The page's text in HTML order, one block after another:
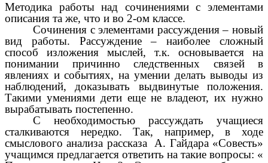
Методика работы над сочинениями с элементами
описания та же, что и во 2-ом классе.
Сочинения с элементами рассуждения – новый
вид работы. Рассуждение – наиболее сложный
способ изложения мыслей, т.к. основывается на
понимании причинно следственных связей в
явлениях и событиях, на умении делать выводы из
наблюдений, доказывать выдвинутые положения.
Такими умениями дети еще не владеют, их нужно
вырабатывать постепенно.
С необходимостью рассуждать учащиеся
сталкиваются нередко. Так, например, в ходе
смыслового анализа рассказа А. Гайдара «Совесть»
учащимся предлагается ответить на такие вопросы: «